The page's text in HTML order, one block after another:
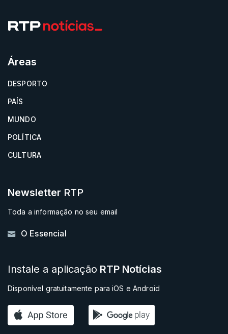
Áreas
DESPORTO
PAÍS
MUNDO
POLÍTICA
CULTURA
Newsletter RTP
Toda a informação no seu email
O Essencial
Instale a aplicação RTP Notícias
Disponível gratuitamente para iOS e Android